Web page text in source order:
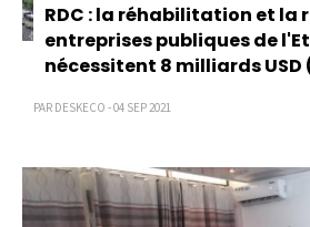
RDC : la réhabilitation et la
entreprises publiques de
nécessitent 8 milliards
PAR DESKECO - 04 SEP 2021